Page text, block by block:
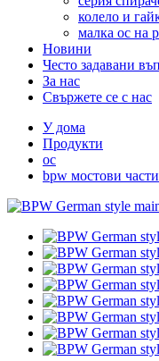
колело и
малка ос на
Новини
Често задавани
За нас
Свържете се с нас
У дома
Продукти
ос
bpw мостови части